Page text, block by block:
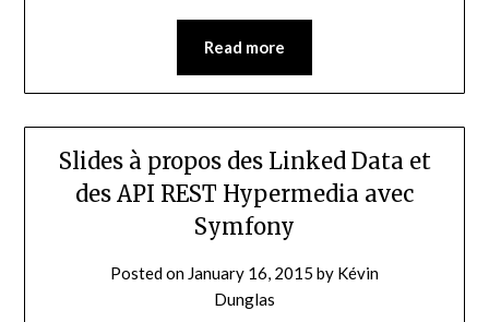
Read more
Slides à propos des Linked Data et
des API REST Hypermedia avec
Symfony
Posted on January 16, 2015 by Kévin
Dunglas